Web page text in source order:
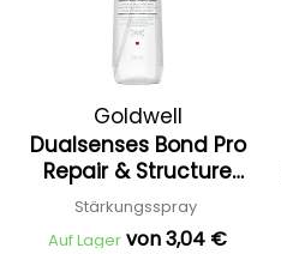
Goldwell
Dualsenses Bond Pro
Repair & Structure
Spray
Stärkungsspray
Auf Lager von 3,04 €